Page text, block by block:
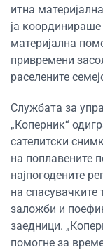
итна
ја
материјална
привремени
раселените
Службата за
„Коперник“
сателитски
на поплавените
најпогодените
на
заложби и
заедници.
помогне за